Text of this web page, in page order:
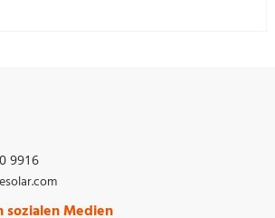
9916
sozialen Medien